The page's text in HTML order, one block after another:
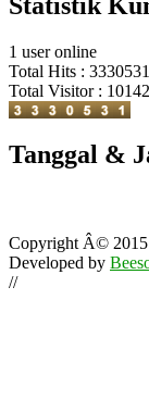
Statistik
1 user online
Total Hits : 3330531
Total Visitor :
Tanggal &
Copyright Â© 2015
Developed by
//